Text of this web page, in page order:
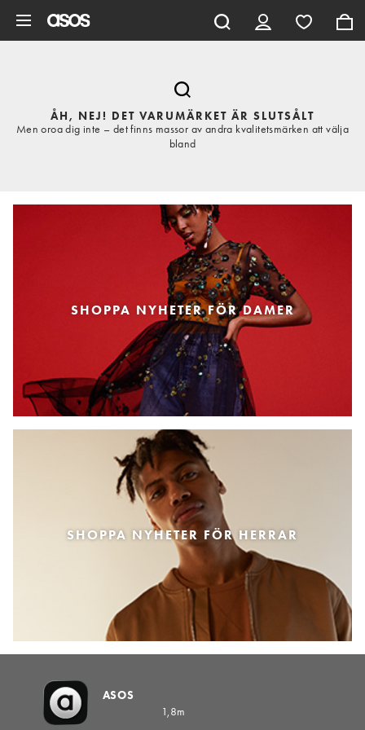
ÅH, NEJ! DET VARUMÄRKET ÄR SLUTSÅLT
Men oroa dig inte – det finns massor av andra kvalitetsmärken att välja
bland
SHOPPA NYHETER FÖR DAMER
SHOPPA NYHETER FÖR HERRAR
ASOS
1,8m